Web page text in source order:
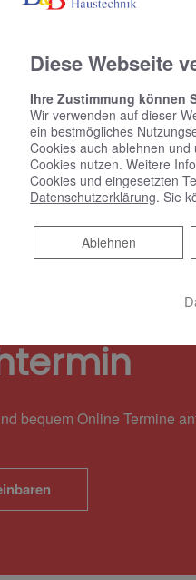
Trends 01 | 2025
Mehr Info hier
bequem Online Termine
Diese Webseite
Ihre Zustimmung können
Wir verwenden auf dieser
ein bestmögliches
Cookies auch ablehnen
Cookies nutzen. Weitere
Cookies und eingesetzten
Datenschutzerklärung. Sie
Ablehnen
Ablehnen